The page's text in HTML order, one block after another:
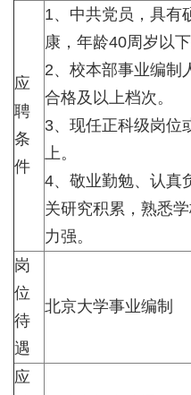
应
聘
条
件
1、中共党员，具有
康，年龄40周岁以下
2、校本部事业编制
合格及以上档次。
3、现任正科级岗位
上。
4、敬业勤勉、认真
关研究积累，熟悉
力强。
岗
位
待
遇
北京大学事业编制
应